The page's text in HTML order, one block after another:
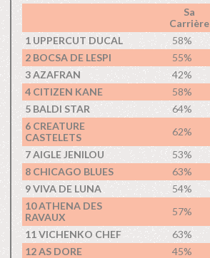
Sa
Carrière
1 UPPERCUT DUCAL
58%
2 BOCSA DE LESPI
55%
3 AZAFRAN
42%
4 CITIZEN KANE
58%
5 BALDI STAR
64%
6 CREATURE
CASTELETS
62%
7 AIGLE JENILOU
53%
8 CHICAGO BLUES
63%
9 VIVA DE LUNA
54%
10 ATHENA DES
RAVAUX
57%
11 VICHENKO CHEF
63%
12 AS DORE
45%